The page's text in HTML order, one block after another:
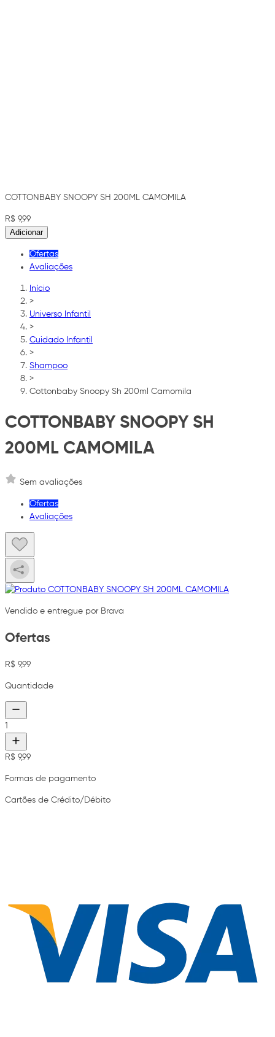
COTTONBABY SNOOPY SH 200ML CAMOMILA
R$ 9,99
Adicionar
Ofertas
Avaliações
Início
>
Universo Infantil
>
Cuidado Infantil
>
Shampoo
>
Cottonbaby Snoopy Sh 200ml Camomila
COTTONBABY SNOOPY SH
200ML CAMOMILA
Sem avaliações
Ofertas
Avaliações
Vendido e entregue por Brava
Ofertas
R$ 9,99
Quantidade
1
R$ 9,99
Formas de pagamento
Cartões de Crédito/Débito